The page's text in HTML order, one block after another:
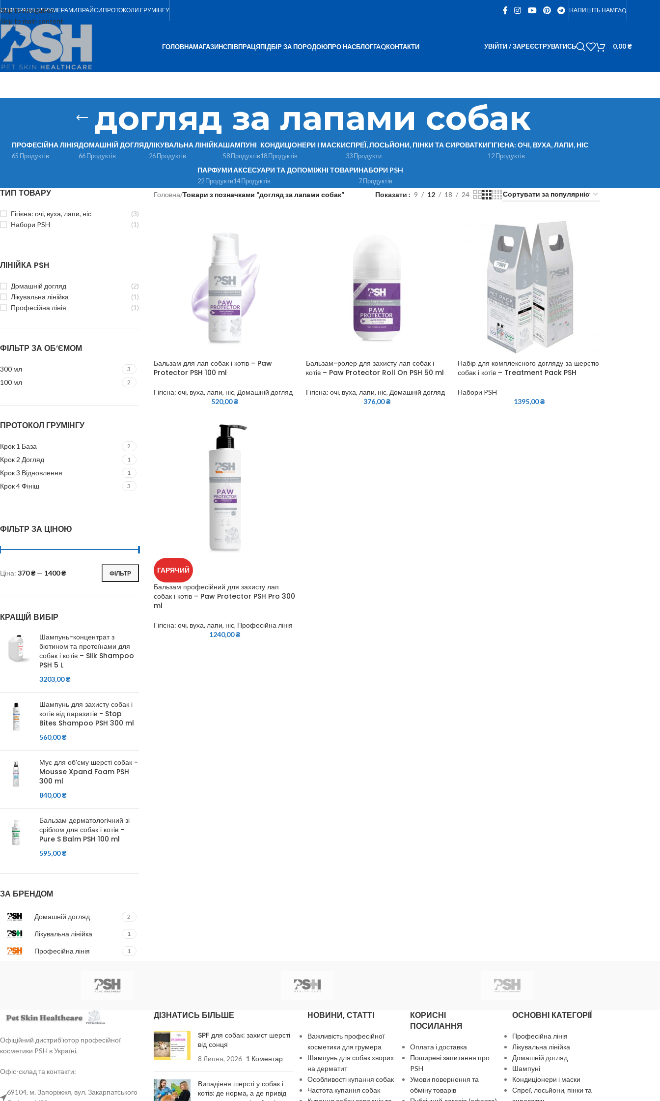
Skip to navigation
Skip to main content
СПІВПРАЦЯ З ГРУМЕРАМИПРАЙСИПРОТОКОЛИ ГРУМІНГУ НАПИШІТЬ НАМFAQ
ГОЛОВНАМАГАЗИНСПІВПРАЦЯПІДБІР ЗА ПОРОДОЮПРО НАСБЛОГFAQКОНТАКТИ УВІЙТИ / ЗАРЕЄСТРУВАТИСЬ 0,00₴
догляд за лапами собак
ПРОФЕСІЙНА ЛІНІЯ
65 Продуктів
ДОМАШНІЙ ДОГЛЯД
66 Продуктів
ЛІКУВАЛЬНА ЛІНІЙКА
26 Продуктів
ШАМПУНІ
58 Продуктів
КОНДИЦІОНЕРИ І МАСКИ
18 Продуктів
СПРЕЇ, ЛОСЬЙОНИ, ПІНКИ ТА СИРОВАТКИ
33 Продукти
ГІГІЄНА: ОЧІ, ВУХА, ЛАПИ, НІС
12 Продуктів
ПАРФУМИ
22 Продукти
АКСЕСУАРИ ТА ДОПОМІЖНІ ТОВАРИ
14 Продуктів
НАБОРИ PSH
7 Продуктів
ТИП ТОВАРУ
Гігієна: очі, вуха, лапи, ніс
(3)
Набори PSH
(1)
ЛІНІЙКА PSH
Домашній догляд
(2)
Лікувальна лінійка
(1)
Професійна лінія
(1)
ФІЛЬТР ЗА ОБ’ЄМОМ
300 мл 3
100 мл 2
ПРОТОКОЛ ГРУМІНГУ
Крок 1 База 2
Крок 2 Догляд 1
Крок 3 Відновлення 1
Крок 4 Фініш 3
ФІЛЬТР ЗА ЦІНОЮ
ФІЛЬТР
Ціна: 370 ₴ — 1400 ₴
КРАЩІЙ ВИБІР
Шампунь-концентрат з
біотином та протеїнами для
собак і котів – Silk Shampoo
PSH 5 L
3203,00₴
Шампунь для захисту собак і
котів від паразитів - Stop
Bites Shampoo PSH 300 ml
560,00₴
Мус для об’єму шерсті собак -
Mousse Xpand Foam PSH
300 ml
840,00₴
Бальзам дерматологічний зі
сріблом для собак і котів -
Pure S Balm PSH 100 ml
595,00₴
ЗА БРЕНДОМ
Домашній догляд 2
Лікувальна лінійка 1
Професійна лінія 1
Головна/Товари з позначками “догляд за лапами собак” Показати 9 12 18 24
Бальзам для лап собак і котів – Paw
Protector PSH 100 ml
Гігієна: очі, вуха, лапи, ніс, Домашній догляд
520,00₴
Бальзам-ролер для захисту лап собак і
котів – Paw Protector Roll On PSH 50 ml
Гігієна: очі, вуха, лапи, ніс, Домашній догляд
376,00₴
Набір для комплексного догляду за шерстю
собак і котів – Treatment Pack PSH
Набори PSH
1395,00₴
ГАРЯЧИЙ
Бальзам професійний для захисту лап
собак і котів – Paw Protector PSH Pro 300
ml
Гігієна: очі, вуха, лапи, ніс, Професійна лінія
1240,00₴
Офіційний дистриб’ютор професійної
косметики PSH в Україні.
Офіс-склад та контакти:
69104, м. Запоріжжя, вул. Закарпатського
ДІЗНАТИСЬ БІЛЬШЕ
SPF для собак: захист шерсті
від сонця
8 Липня, 2026 1 Коментар
Випадіння шерсті у собак і
котів: де норма, а де привід
НОВИНИ, СТАТТІ
Важливість професійної
косметики для грумера
Шампунь для собак хворих
на дерматит
Особливості купання собак
Частота купання собак
КОРИСНІ
ПОСИЛАННЯ
Оплата і доставка
Поширені запитання про
PSH
Умови повернення та
обміну товарів
ОСНОВНІ КАТЕГОРІЇ
Професійна лінія
Лікувальна лінійка
Домашній догляд
Шампуні
Кондиціонери і маски
Спреї, лосьйони, пінки та